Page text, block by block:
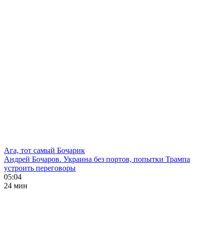
Ага, тот самый Бочарик
Андрей Бочаров. Украина без портов, попытки Трампа
устроить переговоры
05:04
24 мин